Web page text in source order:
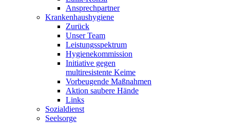
Ansprechpartner
Krankenhaushygiene
Zurück
Unser Team
Leistungsspektrum
Hygienekommission
Initiative gegen
multiresistente Keime
Vorbeugende Maßnahmen
Aktion saubere Hände
Links
Sozialdienst
Seelsorge